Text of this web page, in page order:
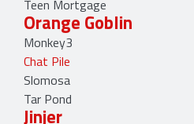
Teen Mortgage
Orange Goblin
Monkey3
Chat Pile
Slomosa
Tar Pond
Jinjer